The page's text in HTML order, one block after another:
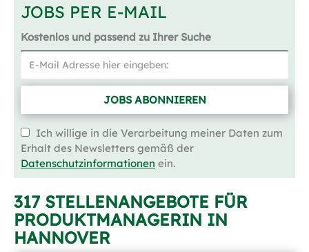
JOBS PER E-MAIL
Kostenlos und passend zu Ihrer Suche
JOBS ABONNIEREN
Ich willige in die Verarbeitung meiner Daten zum
Erhalt des Newsletters gemäß der
Datenschutzinformationen ein.
317 STELLENANGEBOTE FÜR
PRODUKTMANAGERIN IN
HANNOVER